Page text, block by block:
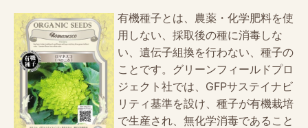
有機種子とは、農薬・化学肥料を使
用しない、採取後の種に消毒しな
い、遺伝子組換を行わない、種子の
ことです。グリーンフィールドプロ
ジェクト社では、GFPサステイナビ
リティ基準を設け、種子が有機栽培
で生産され、無化学消毒であること